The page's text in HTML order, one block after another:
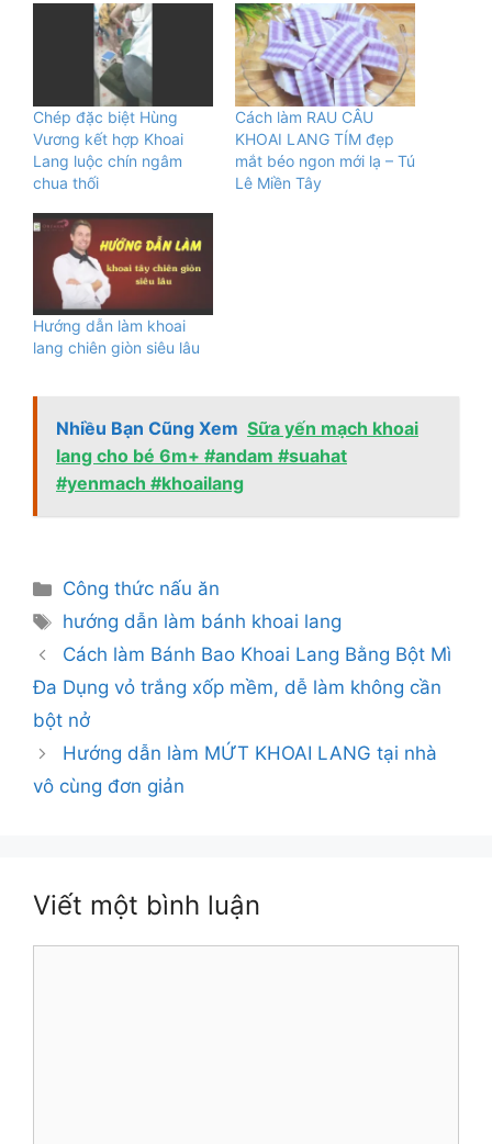
Chép đặc biệt Hùng
Vương kết hợp Khoai
Lang luộc chín ngâm
chua thối
Cách làm RAU CÂU
KHOAI LANG TÍM đẹp
mắt béo ngon mới lạ – Tú
Lê Miền Tây
Hướng dẫn làm khoai
lang chiên giòn siêu lâu
Nhiều Bạn Cũng Xem Sữa yến mạch khoai
lang cho bé 6m+ #andam #suahat
#yenmach #khoailang
Danh
mục
Công thức nấu ăn
Thẻ
hướng dẫn làm bánh khoai lang
Cách làm Bánh Bao Khoai Lang Bằng Bột Mì
Đa Dụng vỏ trắng xốp mềm, dễ làm không cần
bột nở
Hướng dẫn làm MỨT KHOAI LANG tại nhà
vô cùng đơn giản
Viết một bình luận